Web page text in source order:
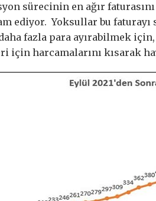
sürecinin en ağır
ediyor. Yoksullar bu faturayı
fazla para ayırabilmek
için harcamalarını kısarak